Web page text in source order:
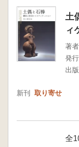
土
ィ
著者
発行
出
新刊 取り寄せ
全